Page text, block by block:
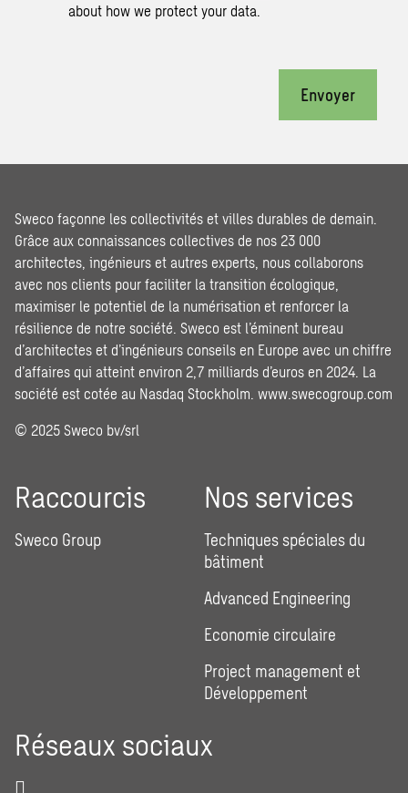
about how we protect your data.
Envoyer
Sweco façonne les collectivités et villes durables de demain.
Grâce aux connaissances collectives de nos 23 000
architectes, ingénieurs et autres experts, nous collaborons
avec nos clients pour faciliter la transition écologique,
maximiser le potentiel de la numérisation et renforcer la
résilience de notre société. Sweco est l’éminent bureau
d’architectes et d’ingénieurs conseils en Europe avec un chiffre
d’affaires qui atteint environ 2,7 milliards d’euros en 2024. La
société est cotée au Nasdaq Stockholm. www.swecogroup.com
© 2025 Sweco bv/srl
Raccourcis
Sweco Group
Nos services
Techniques spéciales du
bâtiment
Advanced Engineering
Economie circulaire
Project management et
Développement
Réseaux sociaux